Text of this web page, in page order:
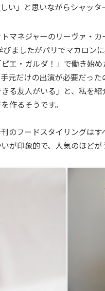
い」と思いながらシャッタ
マネジャーのリーヴァ・
ましたがパリでマカロン
エ・ガルダ！」で働き始
元だけの出演が必要だった
る友人がいる」と、私を
作るそうです。
のフードスタイリングは
が印象的で、人気のほどが